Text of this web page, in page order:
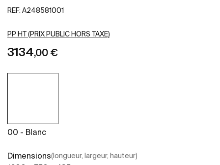
REF: A248581001
PP HT (PRIX PUBLIC HORS TAXE)
3134,00 €
00 - Blanc
Dimensions(longueur, largeur, hauteur)